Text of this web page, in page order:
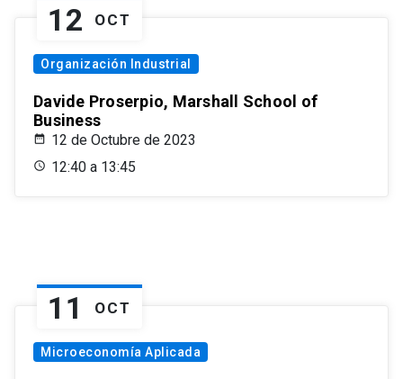
12 OCT
Organización Industrial
Davide Proserpio, Marshall School of
Business
12 de Octubre de 2023
12:40 a 13:45
11 OCT
Microeconomía Aplicada